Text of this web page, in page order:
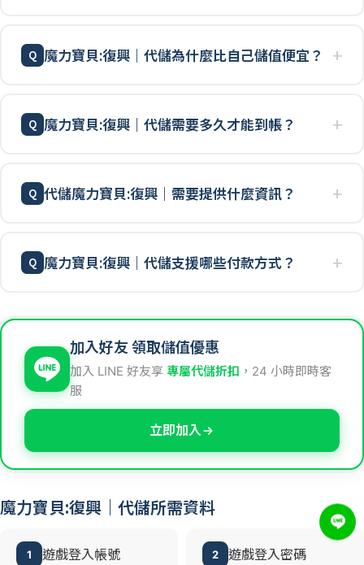
魔力寶貝:復興｜代儲為什麼比自己儲值便宜？
魔力寶貝:復興｜代儲需要多久才能到帳？
代儲魔力寶貝:復興｜需要提供什麼資訊？
魔力寶貝:復興｜代儲支援哪些付款方式？
加入好友 領取儲值優惠
加入 LINE 好友享 專屬代儲折扣 ，24 小時即時客
服
立即加入
魔力寶貝:復興｜代儲所需資料
1 遊戲登入帳號 2 遊戲登入密碼